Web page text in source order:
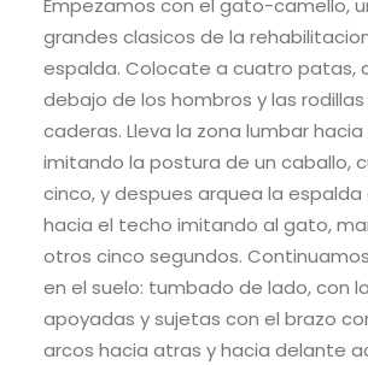
Empezamos con el gato-camello,
grandes clasicos de la
espalda. Colocate a cuatro patas,
debajo de los hombros y las
caderas. Lleva la zona lumbar hacia
imitando la postura de un caballo,
cinco, y despues arquea la espalda
hacia el techo imitando al gato,
otros cinco segundos.
en el suelo: tumbado de lado, con
apoyadas y sujetas con el brazo
arcos hacia atras y hacia delante